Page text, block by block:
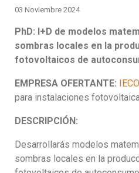
03 Noviembre 2024
PhD: I+D de modelos
sombras locales en la
fotovoltaicos de
EMPRESA OFERTANTE: IECO
para instalaciones
DESCRIPCIÓN:
Desarrollarás modelos
sombras locales en la